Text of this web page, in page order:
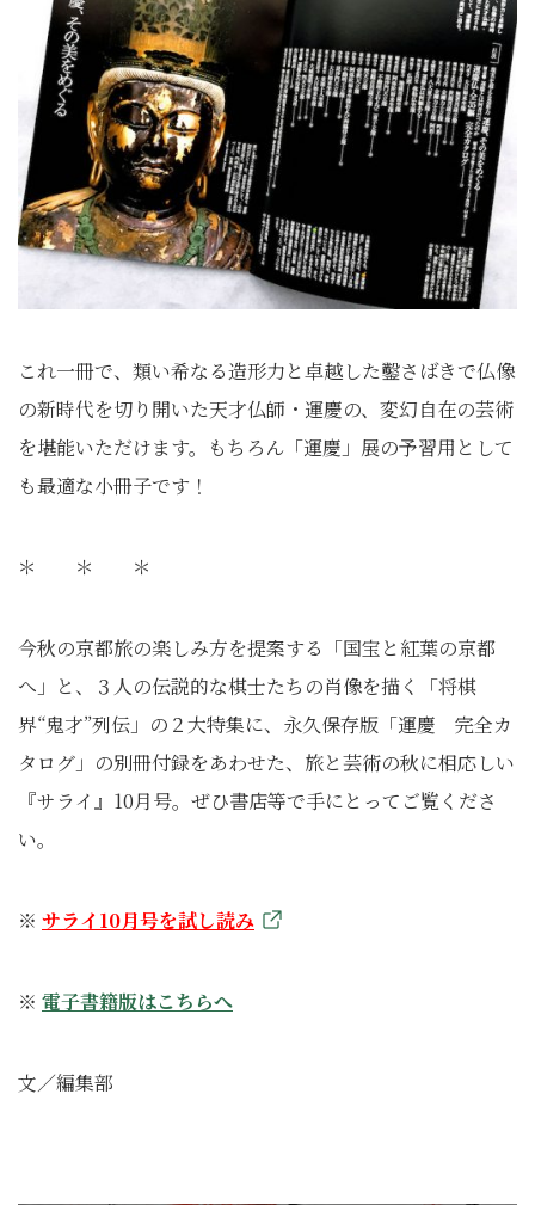
これ一冊で、 類い希なる造形力と卓越した鑿さばきで仏像
の新時代を切り開いた天才仏師・運慶の、変幻自在の芸術
を堪能いただけます。
もちろん「運慶」展の予習用として
も最適な小冊子です！
＊ ＊ ＊
今秋の京都旅の楽しみ方を提案する「国宝と紅葉の京都
へ」と、
３人の伝説的な棋士たちの肖像を描く「将棋
界“鬼才”列伝」 の２大特集に、永久保存版「運慶 完全カ
タログ」の別冊付録をあわせた、旅と芸術の秋に相応しい
『サライ』10月号。ぜひ書店等で手にとってご覧くださ
い。
※ サライ10月号を試し読み
※ 電子書籍版はこちらへ
文／編集部